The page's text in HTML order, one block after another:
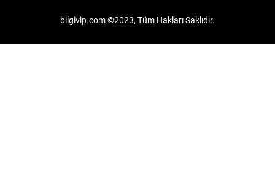
bilgivip.com ©2023, Tüm Hakları Saklıdır.